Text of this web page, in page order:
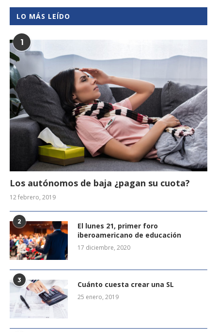
LO MÁS LEÍDO
1
Los autónomos de baja ¿pagan su cuota?
12 febrero, 2019
2
El lunes 21, primer foro
iberoamericano de educación
17 diciembre, 2020
3 Cuánto cuesta crear una SL
25 enero, 2019